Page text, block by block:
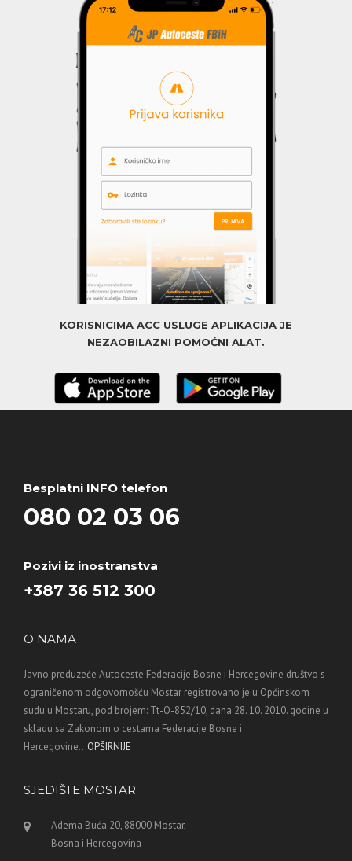
KORISNICIMA ACC USLUGE APLIKACIJA JE
NEZAOBILAZNI POMOĆNI ALAT.
Besplatni INFO telefon
080 02 03 06
Pozivi iz inostranstva
+387 36 512 300
O NAMA
Javno preduzeće Autoceste Federacije Bosne i Hercegovine društvo s
ograničenom odgovornošću Mostar registrovano je u Općinskom
sudu u Mostaru, pod brojem: Tt-O-852/10, dana 28. 10. 2010. godine u
skladu sa Zakonom o cestama Federacije Bosne i
Hercegovine...OPŠIRNIJE
SJEDIŠTE MOSTAR
Adema Buća 20, 88000 Mostar,
Bosna i Hercegovina